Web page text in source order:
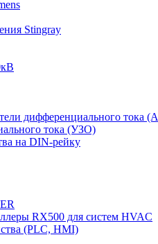
Stingray
дифференциального тока
тока (УЗО)
на DIN-рейку
RX500 для систем HVAC
(PLC, HMI)